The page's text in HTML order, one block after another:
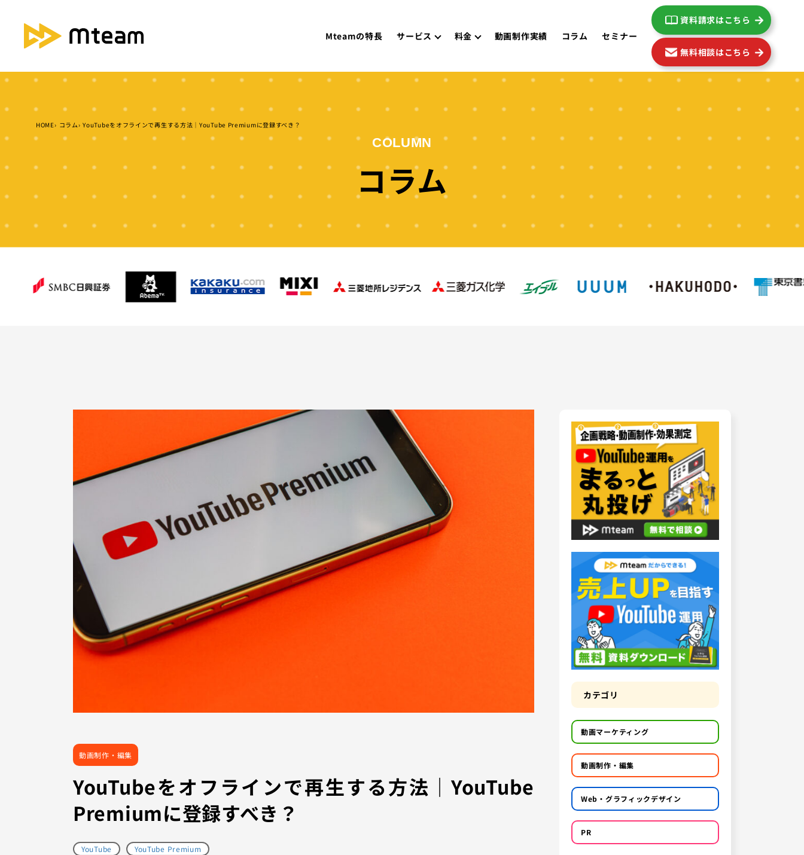
Mteamの特長 サービス 料金 動画制作実績 コラム セミナー
資料請求はこちら
無料相談はこちら
HOME コラム YouTubeをオフラインで再生する方法｜YouTube Premiumに登録すべき？
COLUMN
コラム
動画制作・編集
YouTubeをオフラインで再生する方法｜YouTube
Premiumに登録すべき？
YouTube YouTube Premium
カテゴリ
動画マーケティング
動画制作・編集
Web・グラフィックデザイン
PR